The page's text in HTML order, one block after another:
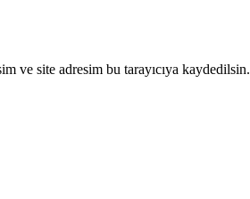
ve site adresim bu tarayıcıya kaydedilsin.